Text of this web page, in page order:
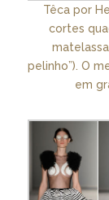
Têca por
cortes
pelinho”). O
em